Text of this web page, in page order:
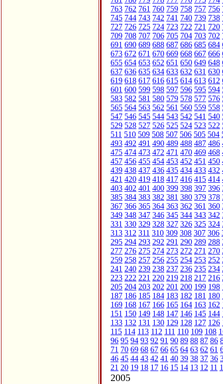
763 762 761 760 759 758 757 756
745 744 743 742 741 740 739 738
727 726 725 724 723 722 721 720
709 708 707 706 705 704 703 702
691 690 689 688 687 686 685 684
673 672 671 670 669 668 667 666
655 654 653 652 651 650 649 648
637 636 635 634 633 632 631 630
619 618 617 616 615 614 613 612
601 600 599 598 597 596 595 594
583 582 581 580 579 578 577 576
565 564 563 562 561 560 559 558
547 546 545 544 543 542 541 540
529 528 527 526 525 524 523 522
511 510 509 508 507 506 505 504
493 492 491 490 489 488 487 486
475 474 473 472 471 470 469 468
457 456 455 454 453 452 451 450
439 438 437 436 435 434 433 432
421 420 419 418 417 416 415 414
403 402 401 400 399 398 397 396
385 384 383 382 381 380 379 378
367 366 365 364 363 362 361 360
349 348 347 346 345 344 343 342
331 330 329 328 327 326 325 324
313 312 311 310 309 308 307 306
295 294 293 292 291 290 289 288
277 276 275 274 273 272 271 270
259 258 257 256 255 254 253 252
241 240 239 238 237 236 235 234
223 222 221 220 219 218 217 216
205 204 203 202 201 200 199 198
187 186 185 184 183 182 181 180
169 168 167 166 165 164 163 162
151 150 149 148 147 146 145 144
133 132 131 130 129 128 127 126
115 114 113 112 111 110 109 108
96 95 94 93 92 91 90 89 88 87 86
71 70 69 68 67 66 65 64 63 62 61
46 45 44 43 42 41 40 39 38 37 36
21 20 19 18 17 16 15 14 13 12 11
2005